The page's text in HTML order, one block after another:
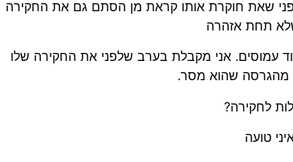
שאת חוקרת אותו קראת מן הסתם גם את החקירה
תחת אזהרה
עמוסים. אני מקבלת בערב שלפני את החקירה שלו
מהגרסה שהוא מסר.
לחקירה?
טועה